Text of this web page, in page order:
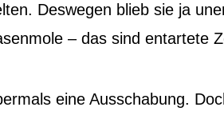
Deswegen blieb sie ja
– das sind entartete
eine Ausschabung.